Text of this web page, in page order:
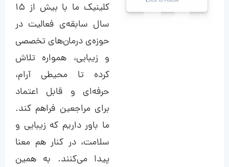
کلینیک ما با بیش از ۱۵
سال سابقه‌ی فعالیت در
حوزه‌ی درمان‌های تخصصی
و زیبایی، همواره تلاش
کرده تا محیطی آرام،
حرفه‌ای و قابل اعتماد
برای مراجعین فراهم کند.
ما باور داریم که زیبایی و
سلامت، در کنار هم معنا
پیدا می‌کنند. به همین